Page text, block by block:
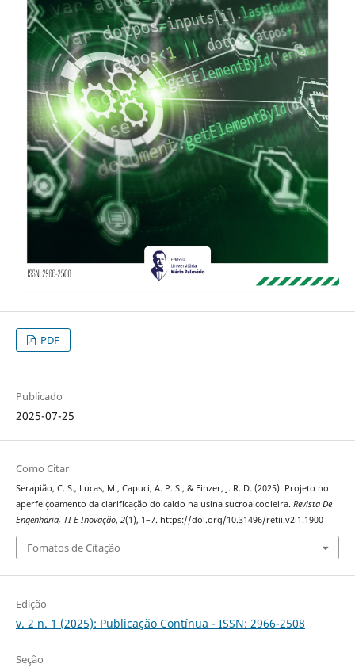
PDF
Publicado
2025-07-25
Como Citar
Serapião, C. S., Lucas, M., Capuci, A. P. S., & Finzer, J. R. D. (2025). Projeto no
aperfeiçoamento da clarificação do caldo na usina sucroalcooleira. Revista De
Engenharia, TI E Inovação, 2(1), 1–7. https://doi.org/10.31496/retii.v2i1.1900
Fomatos de Citação
Edição
v. 2 n. 1 (2025): Publicação Contínua - ISSN: 2966-2508
Seção